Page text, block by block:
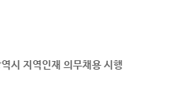
시 지역인재 의무채용 시행